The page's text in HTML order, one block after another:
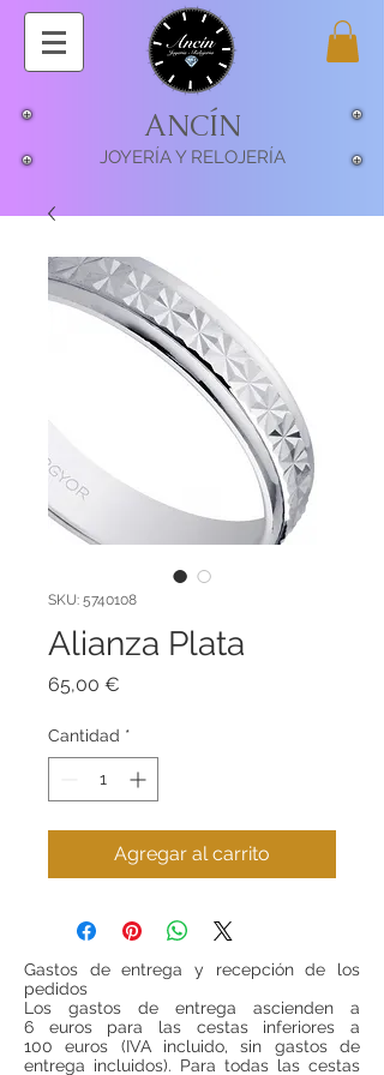
ANCÍN
JOYERÍA Y RELOJERÍA
SKU: 5740108
Alianza Plata
65,00 €
Cantidad *
Agregar al carrito
Gastos de entrega y recepción de los
pedidos
Los gastos de entrega ascienden a
6 euros para las cestas inferiores a
100 euros (IVA incluido, sin gastos de
entrega incluidos). Para todas las cestas